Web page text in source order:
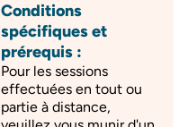
Conditions
spécifiques et
prérequis :
Pour les sessions
effectuées en tout ou
partie à distance,